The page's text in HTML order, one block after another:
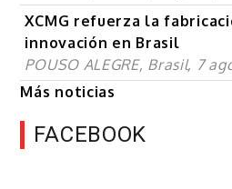
XCMG refuerza la
innovación en Brasil
POUSO ALEGRE, Brasil, 7
Más noticias
FACEBOOK